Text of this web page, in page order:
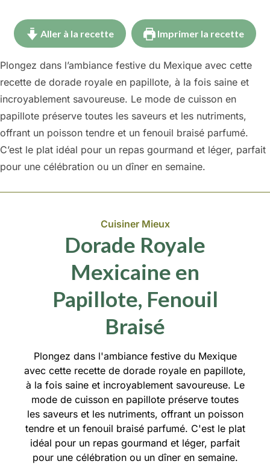
Aller à la recette Imprimer la recette
Plongez dans l’ambiance festive du Mexique avec cette
recette de dorade royale en papillote, à la fois saine et
incroyablement savoureuse. Le mode de cuisson en
papillote préserve toutes les saveurs et les nutriments,
offrant un poisson tendre et un fenouil braisé parfumé.
C’est le plat idéal pour un repas gourmand et léger, parfait
pour une célébration ou un dîner en semaine.
Cuisiner Mieux
Dorade Royale
Mexicaine en
Papillote, Fenouil
Braisé
Plongez dans l'ambiance festive du Mexique
avec cette recette de dorade royale en papillote,
à la fois saine et incroyablement savoureuse. Le
mode de cuisson en papillote préserve toutes
les saveurs et les nutriments, offrant un poisson
tendre et un fenouil braisé parfumé. C'est le plat
idéal pour un repas gourmand et léger, parfait
pour une célébration ou un dîner en semaine.